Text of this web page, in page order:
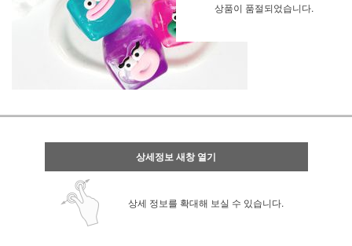
상품이 품절되었습니다.
상세정보 새창 열기
상세 정보를 확대해 보실 수 있습니다.